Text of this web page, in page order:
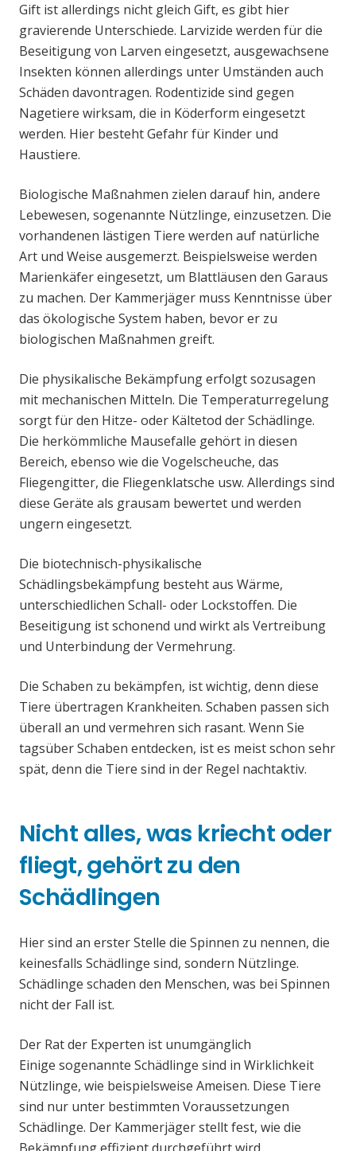
Gift ist allerdings nicht gleich Gift, es gibt hier
gravierende Unterschiede. Larvizide werden für die
Beseitigung von Larven eingesetzt, ausgewachsene
Insekten können allerdings unter Umständen auch
Schäden davontragen. Rodentizide sind gegen
Nagetiere wirksam, die in Köderform eingesetzt
werden. Hier besteht Gefahr für Kinder und
Haustiere.
Biologische Maßnahmen zielen darauf hin, andere
Lebewesen, sogenannte Nützlinge, einzusetzen. Die
vorhandenen lästigen Tiere werden auf natürliche
Art und Weise ausgemerzt. Beispielsweise werden
Marienkäfer eingesetzt, um Blattläusen den Garaus
zu machen. Der Kammerjäger muss Kenntnisse über
das ökologische System haben, bevor er zu
biologischen Maßnahmen greift.
Die physikalische Bekämpfung erfolgt sozusagen
mit mechanischen Mitteln. Die Temperaturregelung
sorgt für den Hitze- oder Kältetod der Schädlinge.
Die herkömmliche Mausefalle gehört in diesen
Bereich, ebenso wie die Vogelscheuche, das
Fliegengitter, die Fliegenklatsche usw. Allerdings sind
diese Geräte als grausam bewertet und werden
ungern eingesetzt.
Die biotechnisch-physikalische
Schädlingsbekämpfung besteht aus Wärme,
unterschiedlichen Schall- oder Lockstoffen. Die
Beseitigung ist schonend und wirkt als Vertreibung
und Unterbindung der Vermehrung.
Die Schaben zu bekämpfen, ist wichtig, denn diese
Tiere übertragen Krankheiten. Schaben passen sich
überall an und vermehren sich rasant. Wenn Sie
tagsüber Schaben entdecken, ist es meist schon sehr
spät, denn die Tiere sind in der Regel nachtaktiv.
Nicht alles, was kriecht oder
fliegt, gehört zu den
Schädlingen
Hier sind an erster Stelle die Spinnen zu nennen, die
keinesfalls Schädlinge sind, sondern Nützlinge.
Schädlinge schaden den Menschen, was bei Spinnen
nicht der Fall ist.
Der Rat der Experten ist unumgänglich
Einige sogenannte Schädlinge sind in Wirklichkeit
Nützlinge, wie beispielsweise Ameisen. Diese Tiere
sind nur unter bestimmten Voraussetzungen
Schädlinge. Der Kammerjäger stellt fest, wie die